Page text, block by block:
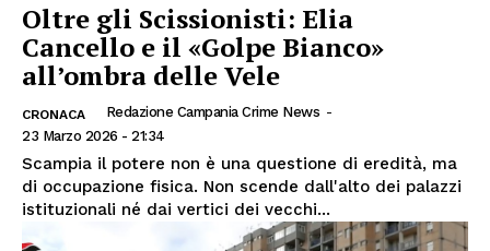
Oltre gli Scissionisti: Elia
Cancello e il «Golpe Bianco»
all’ombra delle Vele
CRONACA Redazione Campania Crime News -
23 Marzo 2026 - 21:34
Scampia il potere non è una questione di eredità, ma
di occupazione fisica. Non scende dall'alto dei palazzi
istituzionali né dai vertici dei vecchi...